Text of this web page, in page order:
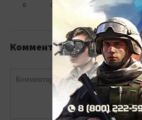
0 0 0 0
Комментарийлар